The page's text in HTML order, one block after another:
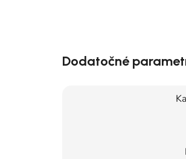
Dodatočné